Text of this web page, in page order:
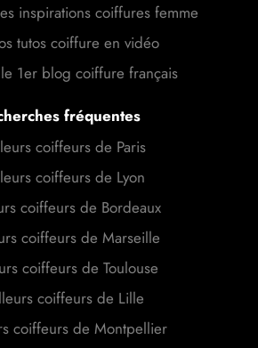
inspirations coiffures femme
tutos coiffure en vidéo
1er blog coiffure français
fréquentes
coiffeurs de Paris
coiffeurs de Lyon
coiffeurs de Bordeaux
coiffeurs de Marseille
coiffeurs de Toulouse
coiffeurs de Lille
coiffeurs de Montpellier